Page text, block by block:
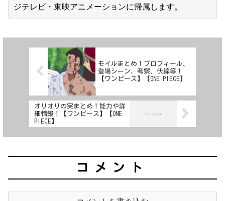
ジテレビ・東映アニメーションに帰属します。
モイルまとめ！プロフィール、
登場シーン、考察、伏線等！
【ワンピース】【ONE PIECE】
オリオリの実まとめ！能力や詳
細情報！【ワンピース】【ONE
PIECE】
コメント